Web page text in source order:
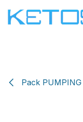
Pack PUMPING